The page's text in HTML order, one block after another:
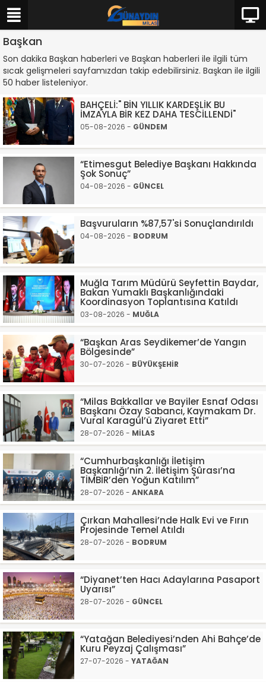
Başkan
Son dakika Başkan haberleri ve Başkan haberleri ile ilgili tüm
sıcak gelişmeleri sayfamızdan takip edebilirsiniz. Başkan ile ilgili
50 haber listeleniyor.
BAHÇELİ:" BİN YILLIK KARDEŞLİK BU
İMZAYLA BİR KEZ DAHA TESCİLLENDİ"
05-08-2026 - GÜNDEM
“Etimesgut Belediye Başkanı Hakkında
Şok Sonuç”
04-08-2026 - GÜNCEL
Başvuruların %87,57'si Sonuçlandırıldı
04-08-2026 - BODRUM
Muğla Tarım Müdürü Seyfettin Baydar,
Bakan Yumaklı Başkanlığındaki
Koordinasyon Toplantısına Katıldı
03-08-2026 - MUĞLA
“Başkan Aras Seydikemer’de Yangın
Bölgesinde”
30-07-2026 - BÜYÜKŞEHİR
“Milas Bakkallar ve Bayiler Esnaf Odası
Başkanı Özay Sabancı, Kaymakam Dr.
Vural Karagül’ü Ziyaret Etti”
28-07-2026 - MİLAS
“Cumhurbaşkanlığı İletişim
Başkanlığı’nın 2. İletişim Şûrası’na
TİMBİR’den Yoğun Katılım”
28-07-2026 - ANKARA
Çırkan Mahallesi’nde Halk Evi ve Fırın
Projesinde Temel Atıldı
28-07-2026 - BODRUM
“Diyanet’ten Hacı Adaylarına Pasaport
Uyarısı”
28-07-2026 - GÜNCEL
“Yatağan Belediyesi’nden Ahi Bahçe’de
Kuru Peyzaj Çalışması”
27-07-2026 - YATAĞAN